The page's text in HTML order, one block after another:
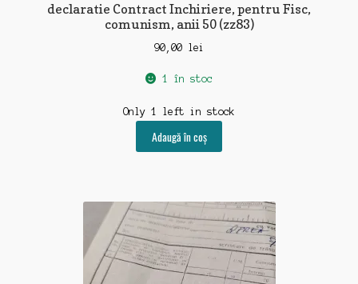
declaratie Contract Inchiriere, pentru Fisc,
comunism, anii 50 (zz83)
90,00 lei
1 în stoc
Only 1 left in stock
Adaugă în coș